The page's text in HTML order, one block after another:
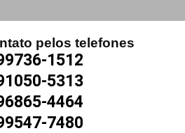
pelos telefones
1512
5313
4464
7480